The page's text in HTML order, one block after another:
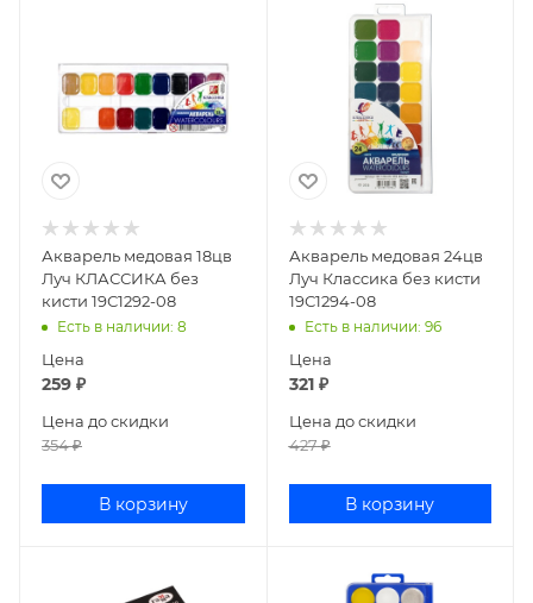
Акварель медовая 18цв
Луч КЛАССИКА без
кисти 19С1292-08
Есть в наличии: 8
Цена
259 ₽
Цена до скидки
354₽
В корзину
Акварель медовая 24цв
Луч Классика без кисти
19С1294-08
Есть в наличии: 96
Цена
321₽
Цена до скидки
427₽
В корзину